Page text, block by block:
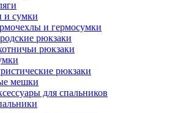
и сумки
и гермосумки
рюкзаки
рюкзаки
рюкзаки
мешки
для спальников